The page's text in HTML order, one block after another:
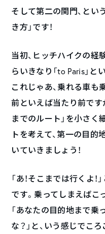
そして第二の関門、とい
き方」です！
当初、ヒッチハイクの
らいきなり「to Paris」と
これじゃあ、乗れる車も
前といえば当たり前です
までのルート」を小さく
トを考えて、第一の目的
いていきましょう！
「あ！そこまでは行くよ
です。乗ってしまえばこ
「あなたの目的地まで乗
な？」と、いう感じでこ